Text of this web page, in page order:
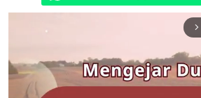
arrow_forward_ios